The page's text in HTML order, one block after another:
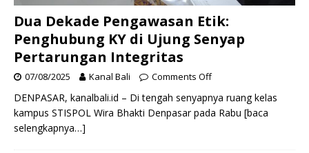
Dua Dekade Pengawasan Etik:
Penghubung KY di Ujung Senyap
Pertarungan Integritas
07/08/2025 Kanal Bali Comments Off
DENPASAR, kanalbali.id – Di tengah senyapnya ruang kelas
kampus STISPOL Wira Bhakti Denpasar pada Rabu [baca
selengkapnya…]